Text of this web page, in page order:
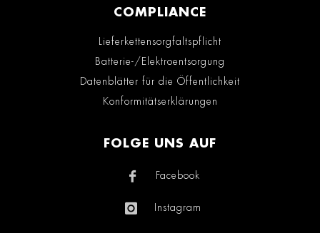
COMPLIANCE
Lieferkettensorgfaltspflicht
Batterie-/Elektroentsorgung
Datenblätter für die Öffentlichkeit
Konformitätserklärungen
FOLGE UNS AUF
Facebook
Instagram